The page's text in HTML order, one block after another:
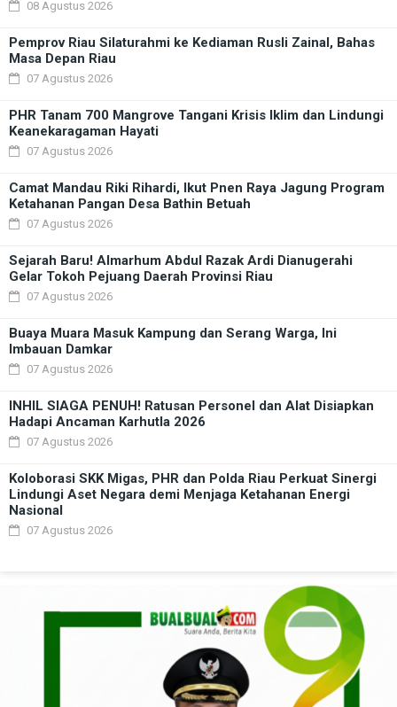
08 Agustus 2026
Pemprov Riau Silaturahmi ke Kediaman Rusli Zainal, Bahas
Masa Depan Riau
07 Agustus 2026
PHR Tanam 700 Mangrove Tangani Krisis Iklim dan Lindungi
Keanekaragaman Hayati
07 Agustus 2026
Camat Mandau Riki Rihardi, Ikut Pnen Raya Jagung Program
Ketahanan Pangan Desa Bathin Betuah
07 Agustus 2026
Sejarah Baru! Almarhum Abdul Razak Ardi Dianugerahi
Gelar Tokoh Pejuang Daerah Provinsi Riau
07 Agustus 2026
Buaya Muara Masuk Kampung dan Serang Warga, Ini
Imbauan Damkar
07 Agustus 2026
INHIL SIAGA PENUH! Ratusan Personel dan Alat Disiapkan
Hadapi Ancaman Karhutla 2026
07 Agustus 2026
Koloborasi SKK Migas, PHR dan Polda Riau Perkuat Sinergi
Lindungi Aset Negara demi Menjaga Ketahanan Energi
Nasional
07 Agustus 2026